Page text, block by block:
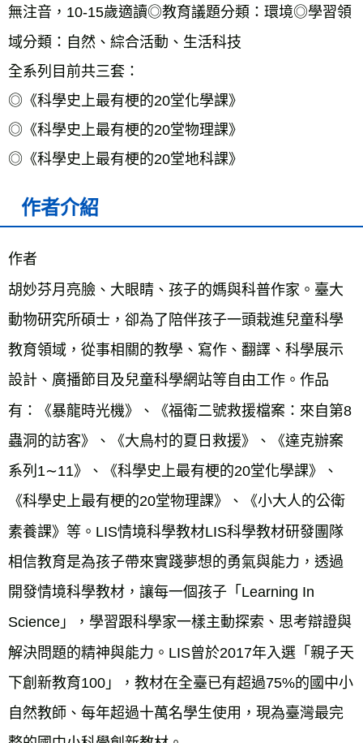
無注音，10-15歲適讀◎教育議題分類：環境◎學習領
域分類：自然、綜合活動、生活科技
全系列目前共三套：
◎《科學史上最有梗的20堂化學課》
◎《科學史上最有梗的20堂物理課》
◎《科學史上最有梗的20堂地科課》
作者介紹
作者
胡妙芬月亮臉、大眼睛、孩子的媽與科普作家。臺大
動物研究所碩士，卻為了陪伴孩子一頭栽進兒童科學
教育領域，從事相關的教學、寫作、翻譯、科學展示
設計、廣播節目及兒童科學網站等自由工作。作品
有：《暴龍時光機》、《福衛二號救援檔案：來自第8
蟲洞的訪客》、《大鳥村的夏日救援》、《達克辦案
系列1∼11》、《科學史上最有梗的20堂化學課》、
《科學史上最有梗的20堂物理課》、《小大人的公衛
素養課》等。LIS情境科學教材LIS科學教材研發團隊
相信教育是為孩子帶來實踐夢想的勇氣與能力，透過
開發情境科學教材，讓每一個孩子「Learning In
Science」，學習跟科學家一樣主動探索、思考辯證與
解決問題的精神與能力。LIS曾於2017年入選「親子天
下創新教育100」，教材在全臺已有超過75%的國中小
自然教師、每年超過十萬名學生使用，現為臺灣最完